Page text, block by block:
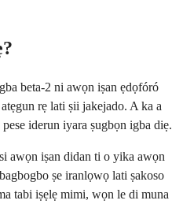
beta-2 ni awọn iṣan ẹdọfóró
rẹ lati ṣii jakejado. A ka a
iderun iyara ṣugbọn igba diẹ.
awọn iṣan didan ti o yika awọn
ṣe iranlọwọ lati ṣakoso
tabi iṣẹlẹ mimi, wọn le di muna